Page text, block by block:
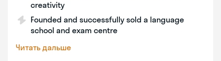
creativity
Founded and successfully sold a language
school and exam centre
Читать дальше